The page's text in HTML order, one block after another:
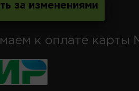
за изменениями
к оплате карты